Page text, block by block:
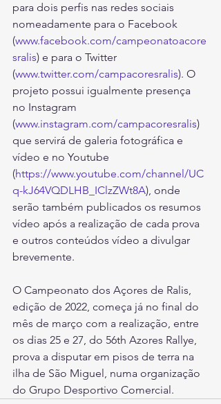
para dois perfis nas redes sociais
nomeadamente para o Facebook
(www.facebook.com/campeonatoacore
sralis) e para o Twitter
(www.twitter.com/campacoresralis). O
projeto possui igualmente presença
no Instagram
(www.instagram.com/campacoresralis)
que servirá de galeria fotográfica e
vídeo e no Youtube
(https://www.youtube.com/channel/UC
q-kJ64VQDLHB_IClzZWt8A), onde
serão também publicados os resumos
vídeo após a realização de cada prova
e outros conteúdos vídeo a divulgar
brevemente.
O Campeonato dos Açores de Ralis,
edição de 2022, começa já no final do
mês de março com a realização, entre
os dias 25 e 27, do 56th Azores Rallye,
prova a disputar em pisos de terra na
ilha de São Miguel, numa organização
do Grupo Desportivo Comercial.